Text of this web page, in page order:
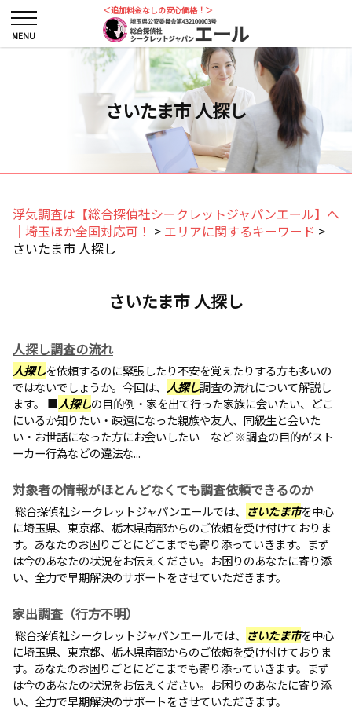
さいたま市 人探し
＜追加料金なしの安心価格！＞
浮気調査は【総合探偵社シークレットジャパンエール】へ
｜埼玉ほか全国対応可！ > エリアに関するキーワード >
さいたま市 人探し
さいたま市 人探し
人探し調査の流れ
人探しを依頼するのに緊張したり不安を覚えたりする方も多いの
ではないでしょうか。今回は、 人探し調査の流れについて解説し
ます。 ■人探しの目的例・家を出て行った家族に会いたい、どこ
にいるか知りたい・疎遠になった親族や友人、同級生と会いた
い・お世話になった方にお会いしたい など ※調査の目的がスト
ーカー行為などの違法な...
対象者の情報がほとんどなくても調査依頼できるのか
総合探偵社シークレットジャパンエールでは、 さいたま市を中心
に埼玉県、東京都、栃木県南部からのご依頼を受け付けておりま
す。あなたのお困りごとにどこまでも寄り添っていきます。まず
は今のあなたの状況をお伝えください。お困りのあなたに寄り添
い、全力で早期解決のサポートをさせていただきます。
家出調査（行方不明）
総合探偵社シークレットジャパンエールでは、 さいたま市を中心
に埼玉県、東京都、栃木県南部からのご依頼を受け付けておりま
す。あなたのお困りごとにどこまでも寄り添っていきます。まず
は今のあなたの状況をお伝えください。お困りのあなたに寄り添
い、全力で早期解決のサポートをさせていただきます。